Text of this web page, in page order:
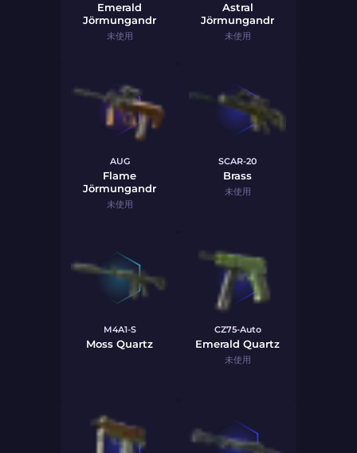
Emerald
Jörmungandr
未使用
Astral
Jörmungandr
未使用
AUG
Flame
Jörmungandr
未使用
SCAR-20
Brass
未使用
M4A1-S
Moss Quartz
CZ75-Auto
Emerald Quartz
未使用